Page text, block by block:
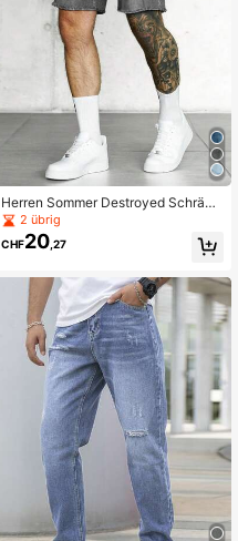
Herren Sommer Destroyed Schrägt
aschen Jeans Shorts
2 übrig
CHF20 ,27